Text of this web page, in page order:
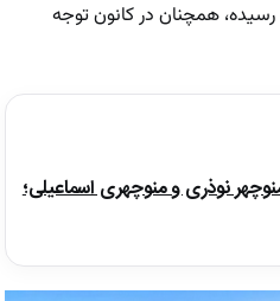
همچنان در کانون توجه
نوذری و منوچهری اسماعیلی؛